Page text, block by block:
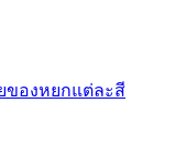
ของหยกแต่ละสี